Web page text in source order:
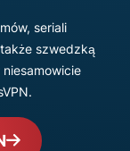
seriali
szwedzką